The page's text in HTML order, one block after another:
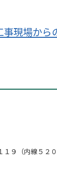
現場から
９（内線５２０